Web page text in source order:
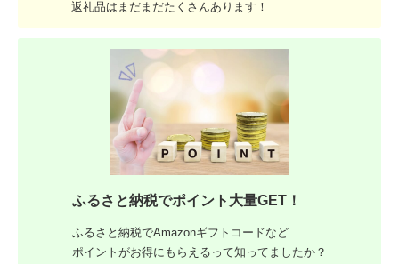
返礼品はまだまだたくさんあります！
ふるさと納税でポイント大量GET！
ふるさと納税でAmazonギフトコードなど
ポイントがお得にもらえるって知ってましたか？